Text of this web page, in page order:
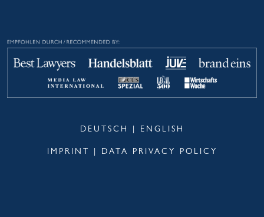
DEUTSCH | ENGLISH
IMPRINT | DATA PRIVACY POLICY